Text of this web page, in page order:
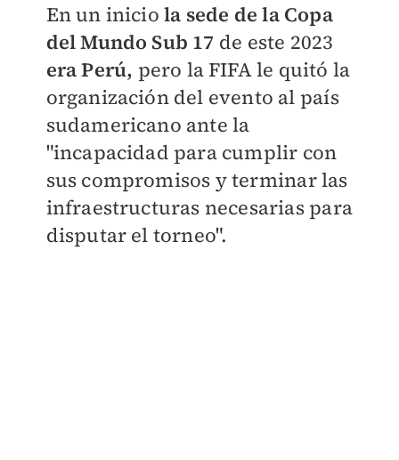
En un iniciola sede de la Copa
del Mundo Sub 17 de este 2023
era Perú, pero la FIFA le quitó la
organización del evento al país
sudamericano ante la
"incapacidad para cumplir con
sus compromisos y terminar las
infraestructuras necesarias para
disputar el torneo".